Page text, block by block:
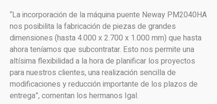
“La incorporación de la máquina puente Neway PM2040HA
nos posibilita la fabricación de piezas de grandes
dimensiones (hasta 4.000 x 2.700 x 1.000 mm) que hasta
ahora teníamos que subcontratar. Esto nos permite una
altísima flexibilidad a la hora de planificar los proyectos
para nuestros clientes, una realización sencilla de
modificaciones y reducción importante de los plazos de
entrega”, comentan los hermanos Igal.